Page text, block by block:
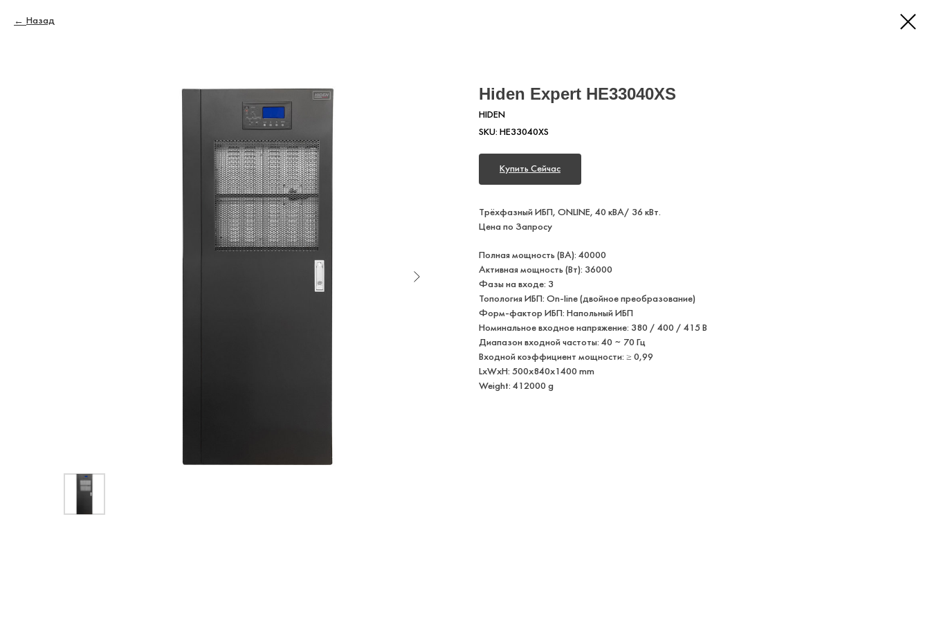
Назад
Hiden Expert HE33040XS
HIDEN
SKU: HE33040XS
Купить Сейчас
Т​рёхфазный ИБП, ONLINE, 40 кВА/ 36 кВт.
Цена по Запросу
Полная мощность (ВА): 40000
Активная мощность (Вт): 36000
Фазы на входе: 3
Топология ИБП: On-line (двойное преобразование)
Форм-фактор ИБП: Напольный ИБП
Номинальное входное напряжение: 380 / 400 / 415 В
Диапазон входной частоты: 40 ~ 70 Гц
Входной коэффициент мощности: ≥ 0,99
LxWxH: 500x840x1400 mm
Weight: 412000 g